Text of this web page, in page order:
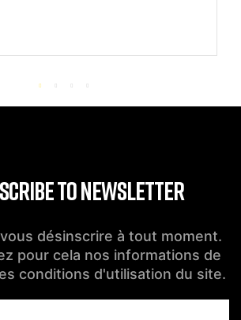
TO NEWSLETTER
désinscrire à tout moment.
pour cela nos informations de
conditions d'utilisation du site.